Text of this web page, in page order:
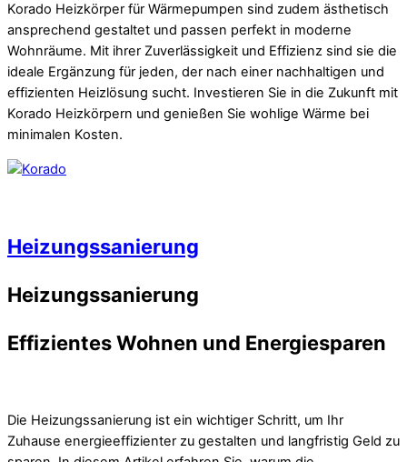
Korado Heizkörper für Wärmepumpen sind zudem ästhetisch
ansprechend gestaltet und passen perfekt in moderne
Wohnräume. Mit ihrer Zuverlässigkeit und Effizienz sind sie die
ideale Ergänzung für jeden, der nach einer nachhaltigen und
effizienten Heizlösung sucht. Investieren Sie in die Zukunft mit
Korado Heizkörpern und genießen Sie wohlige Wärme bei
minimalen Kosten.
Heizungssanierung
Heizungssanierung
Effizientes Wohnen und Energiesparen
Die Heizungssanierung ist ein wichtiger Schritt, um Ihr
Zuhause energieeffizienter zu gestalten und langfristig Geld zu